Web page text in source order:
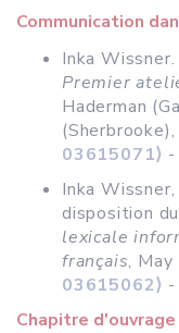
Communication
Inka
Premier
Haderman
03615071⟩ -
Inka
disposition
lexicale
français, May
03615062⟩ -
Chapitre d'ouvrage